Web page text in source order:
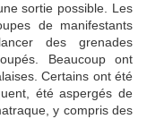
sortie possible. Les
de manifestants
des grenades
Beaucoup ont
Certains ont été
été aspergés de
y compris des